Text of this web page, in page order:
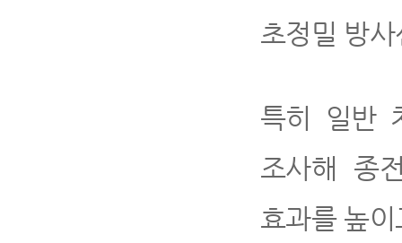
초정밀 방
특히 일반
조사해 종
효과를 높